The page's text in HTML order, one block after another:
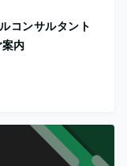
コンサルタント
内